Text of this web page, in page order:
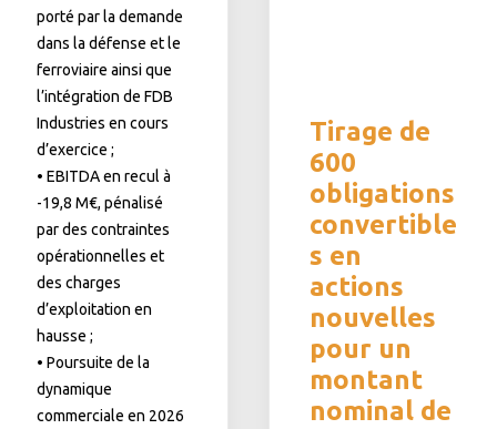
porté par la demande
dans la défense et le
ferroviaire ainsi que
l’intégration de FDB
Industries en cours
d’exercice ;
• EBITDA en recul à
-19,8 M€, pénalisé
par des contraintes
opérationnelles et
des charges
d’exploitation en
hausse ;
• Poursuite de la
dynamique
commerciale en 2026
Tirage de
600
obligations
convertible
s en
actions
nouvelles
pour un
montant
nominal de